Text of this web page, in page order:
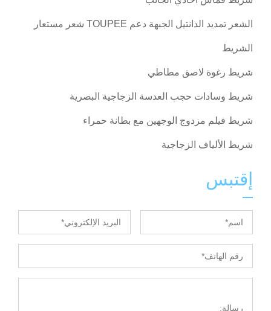
الشعر تمديد الدانتيل الجبهة دعم TOUPEE شعر مستعار
الشريط
شريط رغوة لاصق مطاطي
شريط وسادات حجب العدسة الزجاجية البصرية
شريط فيلم مزدوج الوجهين مع بطانة حمراء
شريط الألياف الزجاجية
إقتبس